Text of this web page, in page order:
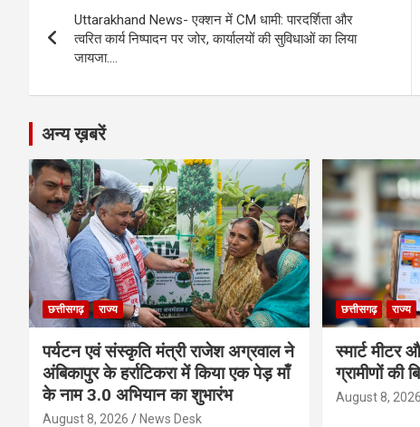
o
k
er p
p
m
k
navigation
Uttarakhand News- एक्शन में CM धामी: पारदर्शिता और
त्वरित कार्य निष्पादन पर जोर, कार्यालयों की सुविधाओं का लिया
जायजा….
अन्य ख़बरें
छत्तीसगढ़ राज्य
पर्यटन एवं संस्कृति मंत्री राजेश अग्रवाल ने
अंबिकापुर के हर्राटिकरा में किया एक पेड़ माँ
के नाम 3.0 अभियान का शुभारंभ
August 8, 2026 News Desk
छत्तीसगढ़ राज्य
स्मार्ट मीटर
ग्रामीणों की
August 8, 2026